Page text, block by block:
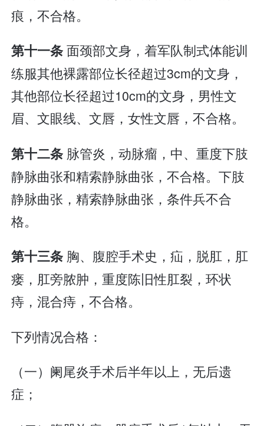
痕，不合格。
第十一条面颈部文身，着军队制式体能训
练服其他裸露部位长径超过3cm的文身，
其他部位长径超过10cm的文身，男性文
眉、文眼线、文唇，女性文唇，不合格。
第十二条 脉管炎，动脉瘤，中、重度下肢
静脉曲张和精索静脉曲张，不合格。下肢
静脉曲张，精索静脉曲张，条件兵不合
格。
第十三条 胸、腹腔手术史，疝，脱肛，肛
瘘，肛旁脓肿，重度陈旧性肛裂，环状
痔，混合痔，不合格。
下列情况合格：
（一）阑尾炎手术后半年以上，无后遗
症；